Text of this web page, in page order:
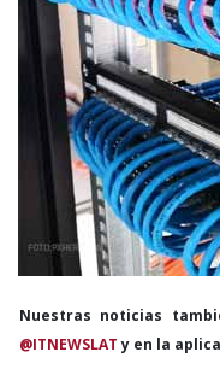
Nuestras noticias
@ITNEWSLATy en la